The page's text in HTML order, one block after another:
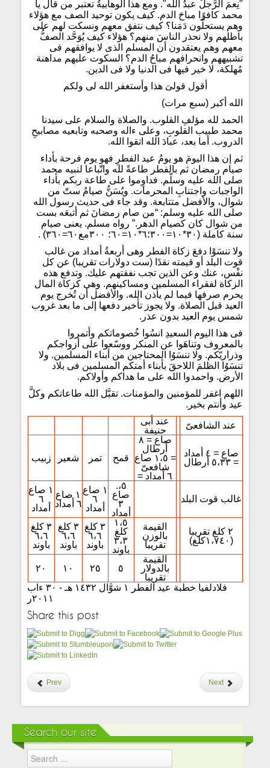
"نِعمَ الرَّجلُ عبدُ الله". ومع هذا الوهابيةُ تعتبر من قال يا
محمد كافرًا مباحَ الدم. كيف يكون توحيد الصف مع هؤلاء
وهم يستحلُّون دَمَنا؟ كيف نتفق معهم ونسكت لهم على
باطلهم ولا نحذر الناسَ منهم؟ هؤلاء كيف يُوَحَّد الصفُّ
معهم وهم يعتقدون أن المسلم الذى لا يوافقهم فى
تشبيههم وانحرافهم مباحُ الدم؟ السكوت عليهم مداهنة
مُهلكة، لا خير فيها فى الدنيا ولا فى الدين.
أقول قولىَ هذا وأستغفر الله لى ولكم
الله أكبر (سبع مرات)
الحمد لله مؤلفِ القلوب. والصلاة والسلام على سيدنا
محمد طبيب القلوبِ، وعلى ءاله وصحبه وتابعيه مصابيحِ
الدروب. أما بعد، عبادَ الله اتقوا الله.
ثم إن هذا اليومَ هو يومُ عيد الفطرِ فهو يوم فرحة بأداء
صيام رمضان ثم بالفطر طاعةً لله واتّباعا لنبيه محمد
صلى الله عليه وسلّم. فداوِموا على طاعة ربكم بأداء
الواجبات واجتنابِ المحرمات. ويُسَنُّ صيامُ ستّ من
شوال، والأفضل متتابعة. وقد جاء فى حديث رسول الله
صلى الله عليه وسلم: “من صام رمضانَ ثم أتبعَه بست
من شوال كان كصيام الدهر.” رواه مسلم. يعنى صيام
سنة كاملة (٣٠*١٠=٣٠٠؛٦*١٠=٦٠؛ ٣٠٠مع٦٠=٣٦٠) .
ولا تنسَوْا دفعَ زكاة الفطر وهى أربعةُ أمداد من غالب
قوت البلد أو قيمته نقدًا (ست دولارات تقريبا) عن كل
نفْس، عنك وعن الذين تجب نفقتهم عليك. وتدفع هذه
الزكاة لفقراء المسلمين ومساكينهم. وهى كزكاة المال
يحرم صرفها فيما لم يأذن الله. والأفضل أن تُخرج يوم
العيد قبل الصلاة. ولا يجوز تأخير دفعها إلى ما بعد غروب
شمس يوم العيد بدون عذر.
فى هذا اليوم السعيدِ انسُوا خُصوماتكم وأتمروا
بالمعروف وتناهَوا عن المنكر ووسّعوا على أزواجكم
وذراريّكم. ولا تنسَوُا المحتاجين من أبناء المسلمين. ولا
تنسَوُا الظلمَ اللاحقَ بأبناء أمتكم المسلمين فى بلاد
الأرض. واحمدوا الله على ما هداكم وأولاكم.
اللهم اغفر للمؤمنين والمؤمنات. تقبَّل الله طاعاتكم وكلَّ
عيد وأنتم بخير.
عند الشافعىّ
عند أبى
حنيفة
صاع = ٤ أمداد
= ٥،٣٣ أرطال
صاع = ٨
أرطال
= ١،٥ صاع
شافعىّ
= ٦ أمداد
قمح تمر شعير زبيب
غالب قوت البلد
٥،.
صاع
٣
أمداد
١ صاع
٦
أمداد
١ صاع
٦ أمداد
١ صاع
٦
أمداد
٢ كلغ تقريبا
(١،٧٤٠كلغ)
القيمة
بالوزن
تقريبا
١،٥
كلغ
٣،٣
باوند
٣ كلغ
٦،٦
باوند
٣ كلغ
٦،٦
باوند
٣ كلغ
٦،٦
باوند
القيمة
بالدولار
تقريبا
٥ ٢٥ ١٠
٢٠
فلادلفيا خطبة عيد الفطر ١ شوَّال ١٤٣٢ هـ - ٣٠ ءاب
٢٠١١ر
Share this post
Prev Next
Search our site